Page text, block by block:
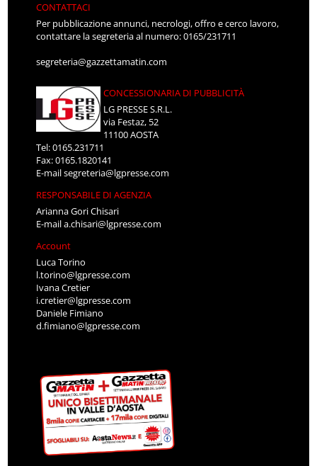
CONTATTACI
Per pubblicazione annunci, necrologi, offro e cerco lavoro,
contattare la segreteria al numero: 0165/231711
segreteria@gazzettamatin.com
CONCESSIONARIA DI PUBBLICITÀ
LG PRESSE S.R.L.
via Festaz, 52
11100 AOSTA
Tel: 0165.231711
Fax: 0165.1820141
E-mailsegreteria@lgpresse.com
RESPONSABILE DI AGENZIA
Arianna Gori Chisari
E-maila.chisari@lgpresse.com
Account
Luca Torino
l.torino@lgpresse.com
Ivana Cretier
i.cretier@lgpresse.com
Daniele Fimiano
d.fimiano@lgpresse.com